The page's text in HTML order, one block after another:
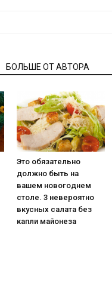
БОЛЬШЕ ОТ АВТОРА
Это обязательно
должно быть на
вашем новогоднем
столе. 3 невероятно
вкусных салата без
капли майонеза